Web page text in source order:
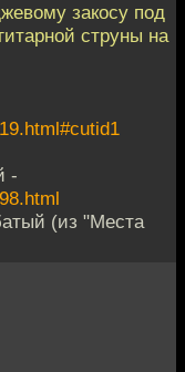
закосу под
струны на
-
(из "Места